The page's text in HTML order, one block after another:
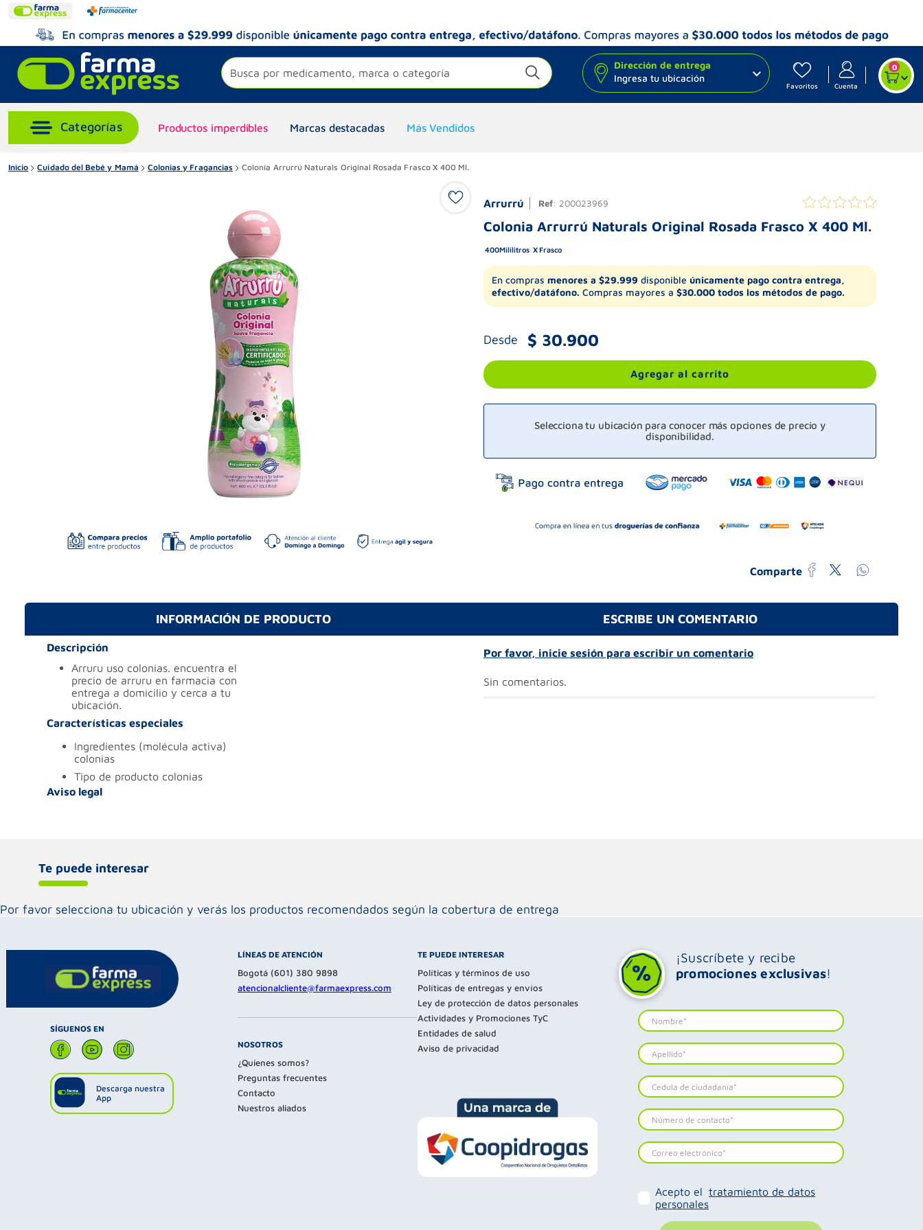
Busca por medicamento, marca o categoría
Dirección de entrega
Ingresa tu ubicación
Favoritos Cuenta
0
Productos imperdibles Marcas destacadas Más Vendidos
Inicio Cuidado del Bebé y Mamá Colonias y Fragancias Colonia Arrurrú Naturals Original Rosada Frasco X 400 Ml.
Arrurrú Ref: 200023969
Colonia Arrurrú Naturals Original Rosada Frasco X 400 Ml.
400Mililitros Frasco
En compras menores a $29.999 disponible únicamente pago contra entrega,
efectivo/datáfono. Compras mayores a $30.000 todos los métodos de pago.
Desde $ 30.900
Agregar al carrito
Selecciona tu ubicación para conocer más opciones de precio y
disponibilidad.
Comparte
INFORMACIÓN DE PRODUCTO
Descripción
arruru uso colonias. encuentra el
precio de arruru en farmacia con
entrega a domicilio y cerca a tu
ubicación.
Características especiales
ingredientes (molécula activa)
colonias
tipo de producto colonias
Aviso legal
ESCRIBE UN COMENTARIO
Por favor, inicie sesión para escribir un comentario
Sin comentarios.
Te puede interesar
Por favor selecciona tu ubicación y verás los productos recomendados según la cobertura de entrega
SÍGUENOS EN
Descarga nuestra
App
LÍNEAS DE ATENCIÓN
Bogotá (601) 380 9898
atencionalcliente@farmaexpress.com
NOSOTROS
¿Quienes somos?
Preguntas frecuentes
Contacto
Nuestros aliados
TE PUEDE INTERESAR
Políticas y términos de uso
Políticas de entregas y envíos
Ley de protección de datos personales
Actividades y Promociones TyC
Entidades de salud
Aviso de privacidad
¡Suscríbete y recibe
promociones exclusivas!
Acepto el tratamiento de datos
personales